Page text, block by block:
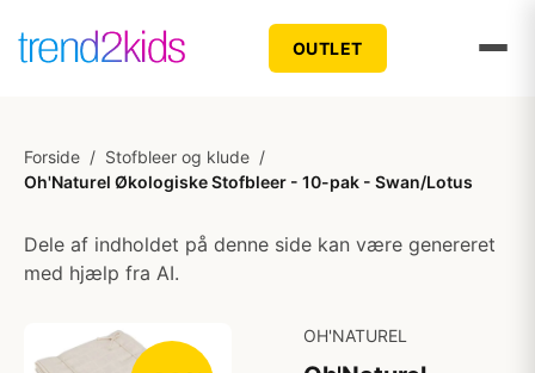
OUTLET
Forside / Stofbleer og klude /
Oh'Naturel Økologiske Stofbleer - 10-pak - Swan/Lotus
Dele af indholdet på denne side kan være genereret
med hjælp fra AI.
OH'NATUREL